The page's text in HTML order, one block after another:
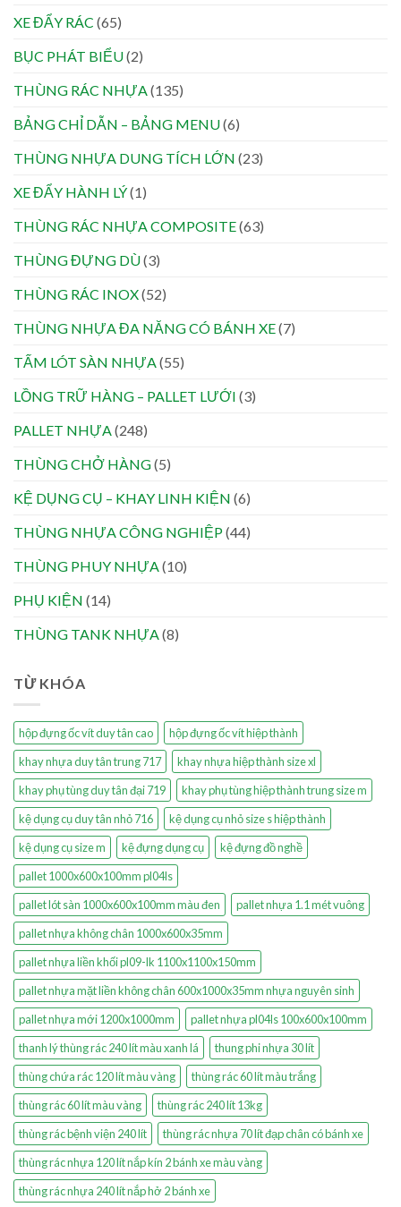
XE ĐẨY RÁC (65)
BỤC PHÁT BIỂU(2)
THÙNG RÁC NHỰA (135)
BẢNG CHỈ DẪN – BẢNG MENU(6)
THÙNG NHỰA DUNG TÍCH LỚN (23)
XE ĐẨY HÀNH LÝ(1)
THÙNG RÁC NHỰA COMPOSITE(63)
THÙNG ĐỰNG DÙ(3)
THÙNG RÁC INOX(52)
THÙNG NHỰA ĐA NĂNG CÓ BÁNH XE(7)
TẤM LÓT SÀN NHỰA (55)
LỒNG TRỮ HÀNG – PALLET LƯỚI (3)
PALLET NHỰA (248)
THÙNG CHỞ HÀNG(5)
KỆ DỤNG CỤ – KHAY LINH KIỆN (6)
THÙNG NHỰA CÔNG NGHIỆP(44)
THÙNG PHUY NHỰA (10)
PHỤ KIỆN (14)
THÙNG TANK NHỰA (8)
TỪ KHÓA
hộp đựng ốc vít duy tân cao
hộp đựng ốc vít hiệp thành
khay nhựa duy tân trung 717
khay nhựa hiệp thành size xl
khay phụ tùng duy tân đại 719
khay phụ tùng hiệp thành trung size m
kệ dụng cụ duy tân nhỏ 716
kệ dụng cụ nhỏ size s hiệp thành
kệ dụng cụ size m
kệ đựng dụng cụ
kệ đựng đồ nghề
pallet 1000x600x100mm pl04ls
pallet lót sàn 1000x600x100mm màu đen
pallet nhựa 1.1 mét vuông
pallet nhựa không chân 1000x600x35mm
pallet nhựa liền khối pl09-lk 1100x1100x150mm
pallet nhựa mặt liền không chân 600x1000x35mm nhựa nguyên sinh
pallet nhựa mới 1200x1000mm
pallet nhựa pl04ls 100x600x100mm
thanh lý thùng rác 240 lít màu xanh lá
thung phi nhựa 30 lít
thùng chứa rác 120 lít màu vàng
thùng rác 60 lít màu trắng
thùng rác 60 lít màu vàng
thùng rác 240 lít 13kg
thùng rác bệnh viện 240 lít
thùng rác nhựa 70 lít đạp chân có bánh xe
thùng rác nhựa 120 lít nắp kín 2 bánh xe màu vàng
thùng rác nhựa 240 lít nắp hở 2 bánh xe